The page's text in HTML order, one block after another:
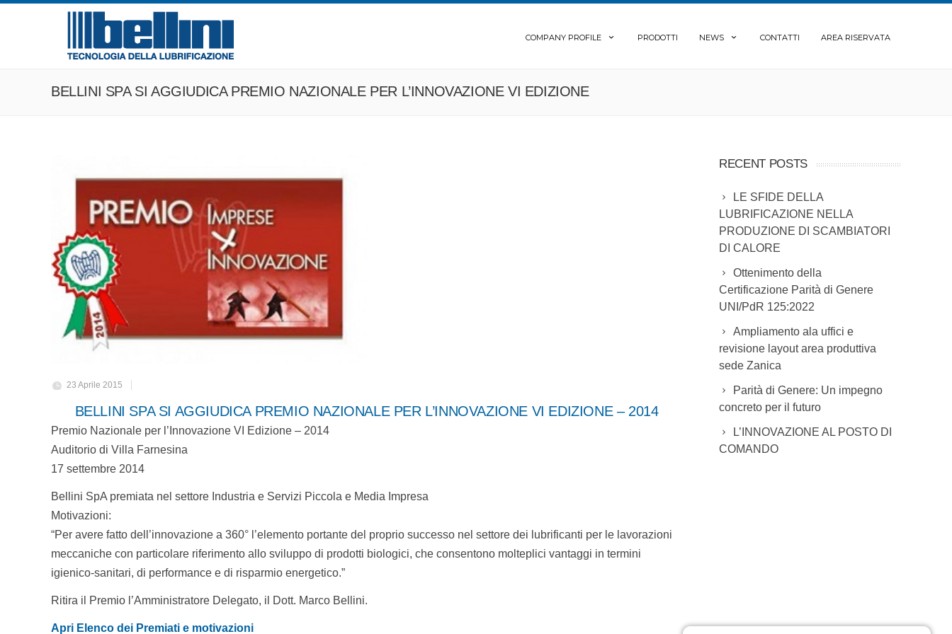
COMPANY PROFILE PRODOTTI NEWS CONTATTI AREA RISERVATA
BELLINI SPA SI AGGIUDICA PREMIO NAZIONALE PER L’INNOVAZIONE VI EDIZIONE
23 Aprile 2015
BELLINI SPA SI AGGIUDICA PREMIO NAZIONALE PER L’INNOVAZIONE VI EDIZIONE – 2014
Premio Nazionale per l’Innovazione VI Edizione – 2014
Auditorio di Villa Farnesina
17 settembre 2014
Bellini SpA premiata nel settore Industria e Servizi Piccola e Media Impresa
Motivazioni:
“Per avere fatto dell’innovazione a 360° l’elemento portante del proprio successo nel settore dei lubrificanti per le lavorazioni
meccaniche con particolare riferimento allo sviluppo di prodotti biologici, che consentono molteplici vantaggi in termini
igienico-sanitari, di performance e di risparmio energetico.”
Ritira il Premio l’Amministratore Delegato, il Dott. Marco Bellini.
Apri Elenco dei Premiati e motivazioni
RECENT POSTS
LE SFIDE DELLA
LUBRIFICAZIONE NELLA
PRODUZIONE DI SCAMBIATORI
DI CALORE
Ottenimento della
Certificazione Parità di Genere
UNI/PdR 125:2022
Ampliamento ala uffici e
revisione layout area produttiva
sede Zanica
Parità di Genere: Un impegno
concreto per il futuro
L’INNOVAZIONE AL POSTO DI
COMANDO